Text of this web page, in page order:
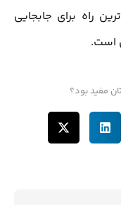
برای جابجایی
.
مفید بود؟